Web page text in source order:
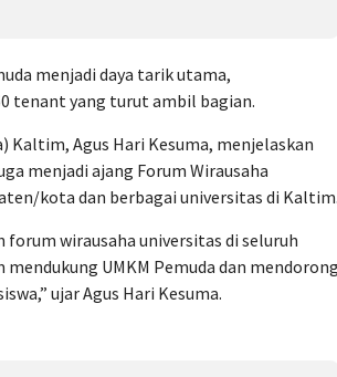
menjadi daya tarik utama,
tenant yang turut ambil bagian.
Kaltim, Agus Hari Kesuma, menjelaskan
menjadi ajang Forum Wirausaha
kota dan berbagai universitas di Kaltim.
wirausaha universitas di seluruh
UMKM Pemuda dan mendorong
ujar Agus Hari Kesuma.